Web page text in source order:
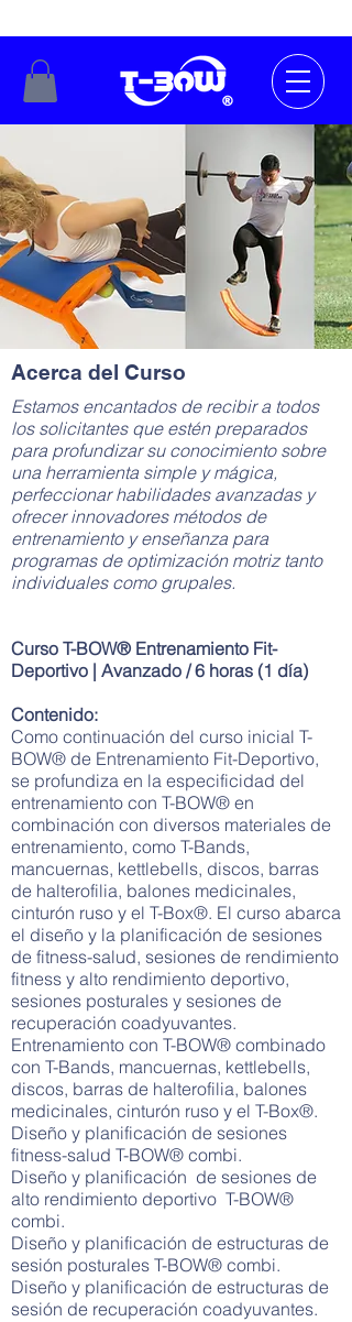
Acerca del Curso
Estamos encantados de recibir a todos
los solicitantes que estén preparados
para profundizar su conocimiento sobre
una herramienta simple y mágica,
perfeccionar habilidades avanzadas y
ofrecer innovadores métodos de
entrenamiento y enseñanza para
programas de optimización motriz tanto
individuales como grupales.
Curso T-BOW® Entrenamiento Fit-
Deportivo | Avanzado / 6 horas (1 día)
Contenido:
Como continuación del curso inicial T-
BOW® de Entrenamiento Fit-Deportivo,
se profundiza en la especificidad del
entrenamiento con T-BOW® en
combinación con diversos materiales de
entrenamiento, como T-Bands,
mancuernas, kettlebells, discos, barras
de halterofilia, balones medicinales,
cinturón ruso y el T-Box®. El curso abarca
el diseño y la planificación de sesiones
de fitness-salud, sesiones de rendimiento
fitness y alto rendimiento deportivo,
sesiones posturales y sesiones de
recuperación coadyuvantes.
Entrenamiento con T-BOW® combinado
con T-Bands, mancuernas, kettlebells,
discos, barras de halterofilia, balones
medicinales, cinturón ruso y el T-Box®.
Diseño y planificación de sesiones
fitness-salud T-BOW® combi.
Diseño y planificación de sesiones de
alto rendimiento deportivo T-BOW®
combi.
Diseño y planificación de estructuras de
sesión posturales T-BOW® combi.
Diseño y planificación de estructuras de
sesión de recuperación coadyuvantes.